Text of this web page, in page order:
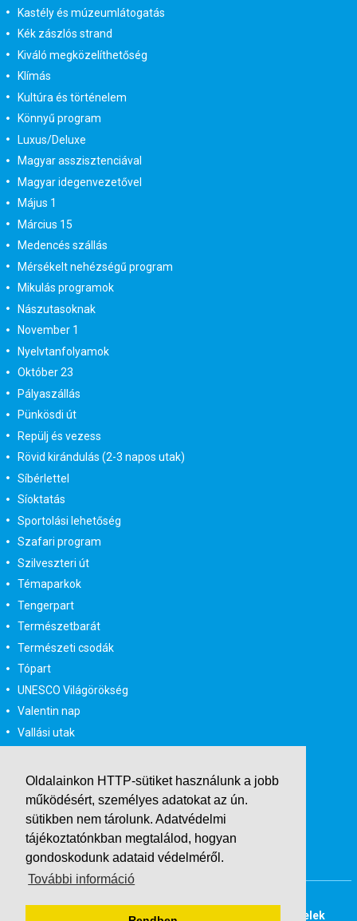
Oldalainkon HTTP-sütiket használunk a jobb
működésért, személyes adatokat az ún.
sütikben nem tárolunk. Adatvédelmi
tájékoztatónkban megtalálod, hogyan
gondoskodunk adataid védelméről.
További információ
Kastély és múzeumlátogatás
Kék zászlós strand
Kiváló megközelíthetőség
Klímás
Kultúra és történelem
Könnyű program
Luxus/Deluxe
Magyar asszisztenciával
Magyar idegenvezetővel
Május 1
Március 15
Medencés szállás
Mérsékelt nehézségű program
Mikulás programok
Nászutasoknak
November 1
Nyelvtanfolyamok
Október 23
Pályaszállás
Pünkösdi út
Repülj és vezess
Rövid kirándulás (2-3 napos utak)
Síbérlettel
Síoktatás
Sportolási lehetőség
Szafari program
Szilveszteri út
Témaparkok
Tengerpart
Természetbarát
Természeti csodák
Tópart
UNESCO Világörökség
Valentin nap
Vallási utak
Városlátogatás egyénileg
Velencei karnevál
Vidéki felszállással
Wellness
Zene tematika
Adatvédelmi tájékoztató
Általános Szerződési Feltételek